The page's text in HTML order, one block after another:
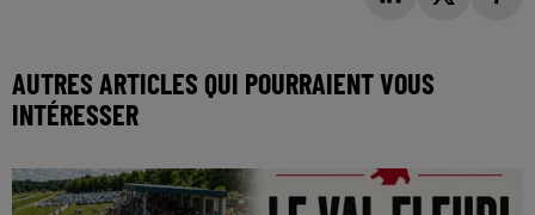
AUTRES ARTICLES QUI POURRAIENT VOUS
INTÉRESSER